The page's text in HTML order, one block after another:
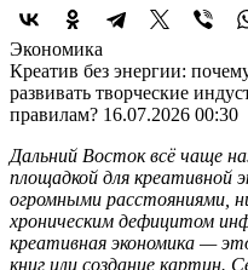
Экономика
Креатив без энергии:
развивать творческие
правилам? 16.07.2026 00:30
Дальний Восток всё чаще
площадкой для креативной
огромными расстояниями,
хроническим дефицитом
креативная экономика —
книг или создание картин.